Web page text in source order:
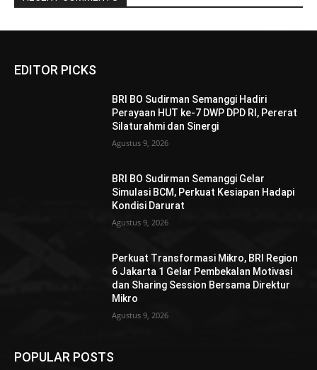
EDITOR PICKS
BRI BO Sudirman Semanggi Hadiri
Perayaan HUT ke-7 DWP DPD RI, Pererat
Silaturahmi dan Sinergi
Agustus 9, 2026
BRI BO Sudirman Semanggi Gelar
Simulasi BCM, Perkuat Kesiapan Hadapi
Kondisi Darurat
Agustus 9, 2026
Perkuat Transformasi Mikro, BRI Region
6 Jakarta 1 Gelar Pembekalan Motivasi
dan Sharing Session Bersama Direktur
Mikro
Agustus 9, 2026
POPULAR POSTS